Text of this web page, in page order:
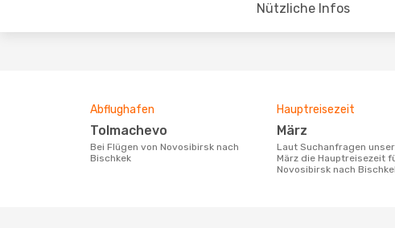
Nützliche Infos
Abflughafen
Tolmachevo
Bei Flügen von Novosibirsk nach
Bischkek
Hauptreisezeit
März
Laut Suchanfragen unserer Kunden ist
März die Hauptreisezeit
Novosibirsk nach